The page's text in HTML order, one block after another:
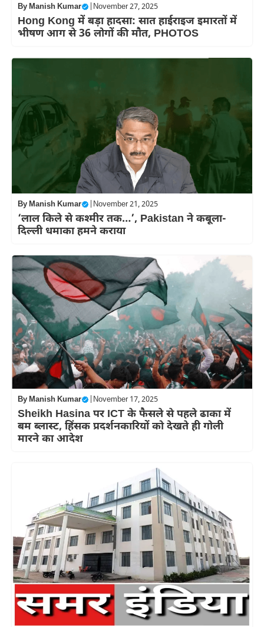
ByManish Kumar November 27, 2025
Hong Kong में बड़ा हादसा: सात हाईराइज इमारतों में
भीषण आग से 36 लोगों की मौत, PHOTOS
ByManish Kumar November 21, 2025
‘लाल किले से कश्मीर तक…’, Pakistan ने कबूला-
दिल्ली धमाका हमने कराया
ByManish Kumar November 17, 2025
Sheikh Hasina पर ICT के फैसले से पहले ढाका में
बम ब्लास्ट, हिंसक प्रदर्शनकारियों को देखते ही गोली
मारने का आदेश